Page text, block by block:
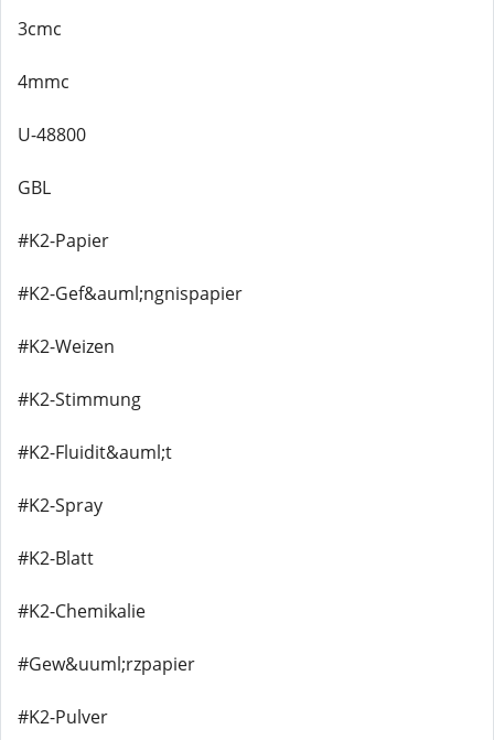
3cmc
4mmc
U-48800
GBL
#K2-Papier
#K2-Gef&auml;ngnispapier
#K2-Weizen
#K2-Stimmung
#K2-Fluidit&auml;t
#K2-Spray
#K2-Blatt
#K2-Chemikalie
#Gew&uuml;rzpapier
#K2-Pulver